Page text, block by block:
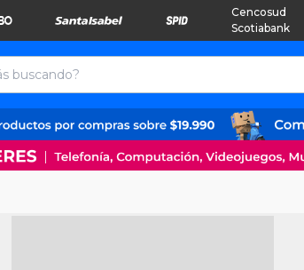
Cencosud
Scotiabank